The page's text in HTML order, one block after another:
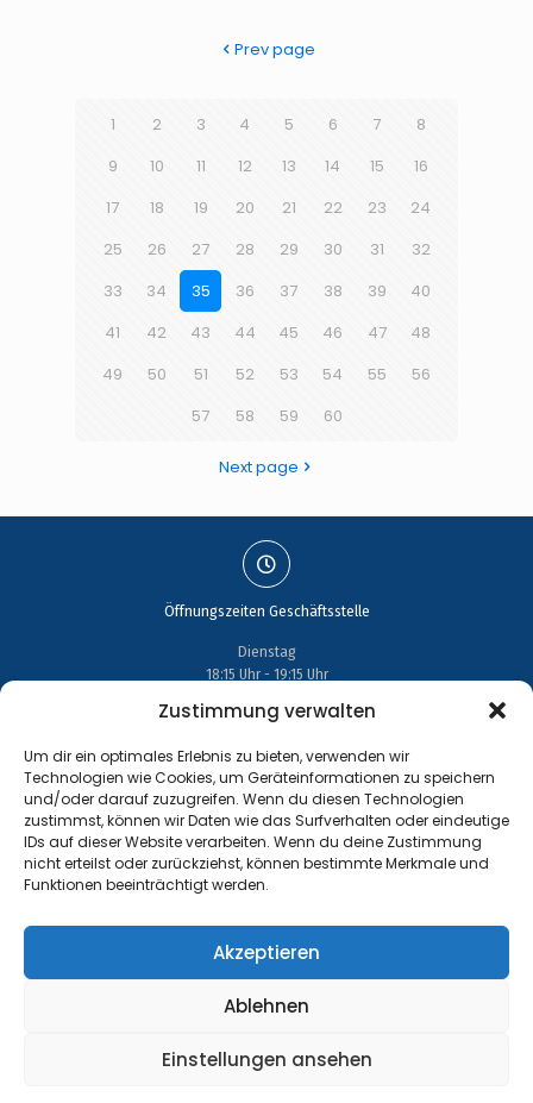
Zustimmung verwalten
Um dir ein optimales Erlebnis zu bieten, verwenden wir
Technologien wie Cookies, um Geräteinformationen zu speichern
und/oder darauf zuzugreifen. Wenn du diesen Technologien
zustimmst, können wir Daten wie das Surfverhalten oder eindeutige
IDs auf dieser Website verarbeiten. Wenn du deine Zustimmung
nicht erteilst oder zurückziehst, können bestimmte Merkmale und
Funktionen beeinträchtigt werden.
Akzeptieren
Ablehnen
Einstellungen ansehen
Prev page
1 2 3 4 5 6 7
8
9
10 11 12 13 14 15
16
17
18 19 20 21 22 23
24
25
26 27 28 29 30 31
32
33
34 35 36 37 38 39
40
41
42 43 44 45 46 47
48
49
50 51 52 53 54 55
56
57
58 59 60
Next page
Öffnungszeiten Geschäftsstelle
Dienstag
18:15 Uhr - 19:15 Uhr
Adresse
Großenhainer Straße 17
01689 Wein­böhla
Kontakt
info@handball-weinboehla.de